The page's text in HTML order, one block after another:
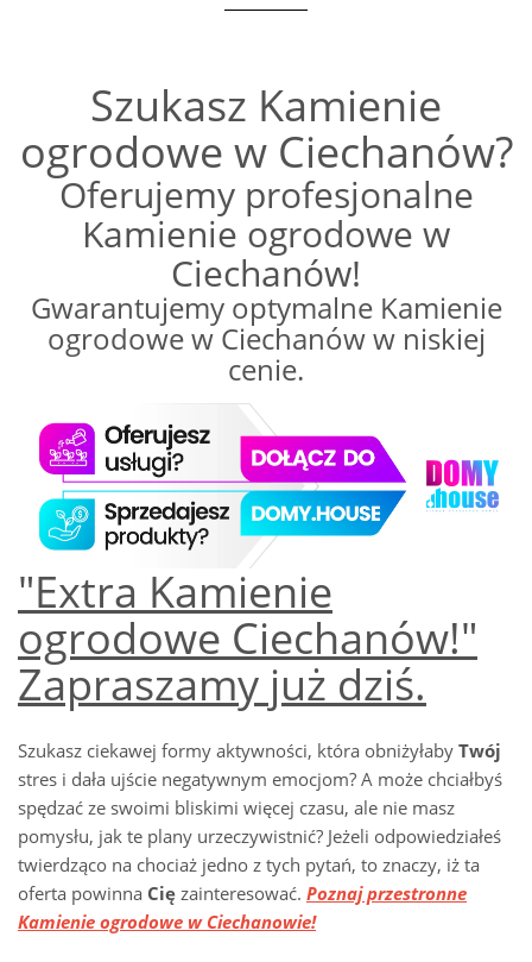
Szukasz Kamienie
ogrodowe w Ciechanów?
Oferujemy profesjonalne
Kamienie ogrodowe w
Ciechanów!
Gwarantujemy optymalne Kamienie
ogrodowe w Ciechanów w niskiej
cenie.
"Extra Kamienie
ogrodowe Ciechanów!"
Zapraszamy już dziś.
Szukasz ciekawej formy aktywności, która obniżyłaby Twój
stres i dała ujście negatywnym emocjom? A może chciałbyś
spędzać ze swoimi bliskimi więcej czasu, ale nie masz
pomysłu, jak te plany urzeczywistnić? Jeżeli odpowiedziałeś
twierdząco na chociaż jedno z tych pytań, to znaczy, iż ta
oferta powinna Cię zainteresować. Poznaj przestronne
Kamienie ogrodowe w Ciechanowie!